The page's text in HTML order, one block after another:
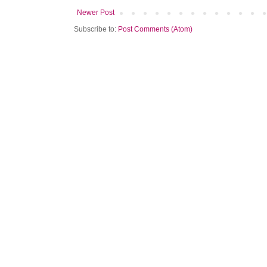
Newer Post
Subscribe to: Post Comments (Atom)